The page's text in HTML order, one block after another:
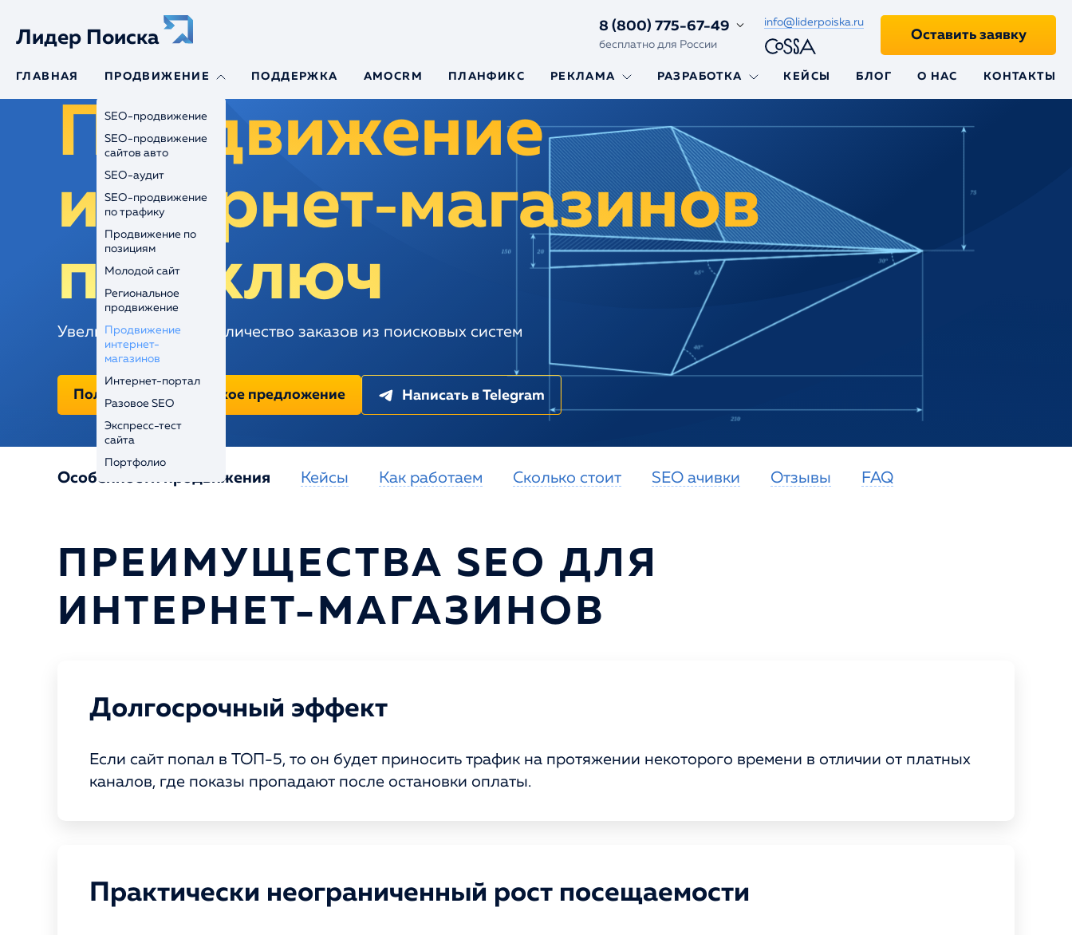
Лидер Поиска
8 (800) 775-67-49
бесплатно для России
info@liderpoiska.ru
ГЛАВНАЯ ПРОДВИЖЕНИЕ
SEO-продвижение
SEO-продвижение
сайтов авто
SEO-аудит
SEO-продвижение
по трафику
Продвижение по
позициям
Молодой сайт
Региональное
продвижение
Продвижение
интернет-
магазинов
Интернет-портал
Разовое SEO
Экспресс-тест
сайта
Портфолио
ПОДДЕРЖКА AMOCRM ПЛАНФИКС РЕКЛАМА
Реклама на
маркетплейсах
РАЗРАБОТКА
Сайты на Yii
Framework
Сайты на Laravel
Ускорение
сайтов
КЕЙСЫ БЛОГ О НАС КОНТАКТЫ
Оставить заявку
Продвижение
интернет‑магазинов
под ключ
Увеличим трафик и количество заказов из поисковых систем
Получить коммерческое предложение Написать в Telegram
Особенности продвижения Кейсы Как работаем Сколько стоит SEO ачивки Отзывы FAQ
ПРЕИМУЩЕСТВА SEO ДЛЯ
ИНТЕРНЕТ-МАГАЗИНОВ
Долгосрочный эффект
Если сайт попал в ТОП-5, то он будет приносить трафик на протяжении некоторого времени в отличии от платных
каналов, где показы пропадают после остановки оплаты.
Практически неограниченный рост посещаемости